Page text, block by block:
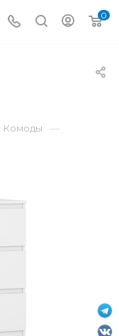
0
Комоды —